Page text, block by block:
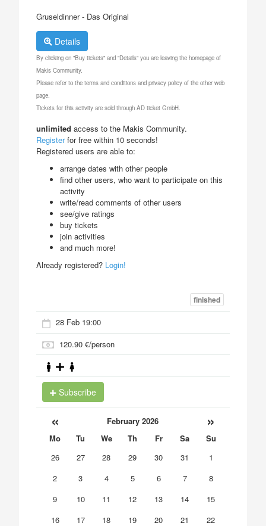
Gruseldinner - Das Original
Details
By clicking on "Buy tickets" and "Details" you are leaving the homepage of
Makis Community.
Please refer to the terms and conditions and privacy policy of the other web
page.
Tickets for this activity are sold through AD ticket GmbH.
unlimited access to the Makis Community.
Registerfor free within 10 seconds!
Registered users are able to:
arrange dates with other people
find other users, who want to participate on this
activity
write/read comments of other users
see/give ratings
buy tickets
join activities
and much more!
Already registered? Login!
finished
28 Feb 19:00
120.90 €/person
Subscribe
« February 2026 »
Mo Tu We Th Fr Sa
Su
26
27 28 29 30 31
1
2
3 4 5 6 7
8
9
10 11 12 13 14
15
16
17 18 19 20 21
22